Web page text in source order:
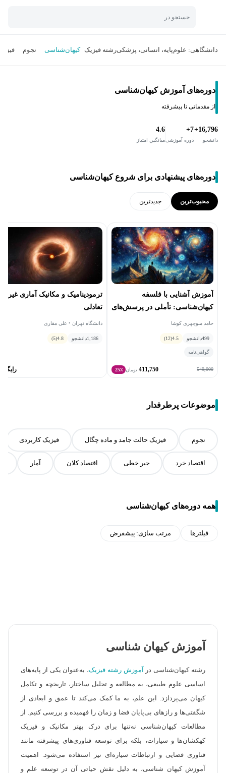
جستجو در
دانشگاهی: علوم‌پایه، انسانی، پزشکیرشته فیزیک کیهان‌شناسی نجوم
دوره‌های آموزش کیهان‌شناسی
از مقدماتی تا پیشرفته
16,796+
دانشجو
7+
دوره آموزشی
4.6
میانگین امتیاز
دوره‌های پیشنهادی برای شروع کیهان‌شناسی
محبوب‌ترین جدید‌ترین
آموزش آشنایی با فلسفه
کیهان‌شناسی: تأملی در پرسش‌های
بنیادین هستی
حامد منوچهری کوشا
499دانشجو 4.5
(12)
گواهی‌نامه
549,000
411,750 تومان 25٪
ترمودینامیک و مکانیک آماری غیر
تعادلی
دانشگاه تهران • علی مقاری
1,186دانشجو 4.8
(5)
رایگان
موضوعات پرطرفدار
نجوم فیزیک حالت جامد و ماده چگال فیزیک کاربردی
اقتصاد خرد جبر خطی اقتصاد کلان آمار
همه دوره‌های کیهان‌شناسی
فیلترها مرتب سازی: پیشفرض
آموزش کیهان شناسی
رشته کیهان‌شناسی در آموزش رشته فیزیک، به‌عنوان یکی از پایه‌های
اساسی علوم طبیعی، به مطالعه و تحلیل ساختار، تاریخچه و تکامل
کیهان می‌پردازد. این علم، به ما کمک می‌کند تا عمق و ابعادی از
شگفتی‌ها و رازهای بی‌پایان فضا و زمان را فهمیده و بررسی کنیم. از
مطالعات کیهان‌شناسی نه‌تنها برای درک بهتر مکانیک و فیزیک
کهکشان‌ها و سیارات، بلکه برای توسعه فناوری‌های پیشرفته مانند
فناوری فضایی و ارتباطات سیاره‌ای نیز استفاده می‌شود. اهمیت
آموزش کیهان ‌شناسی، به دلیل نقش حیاتی آن در توسعه علم و